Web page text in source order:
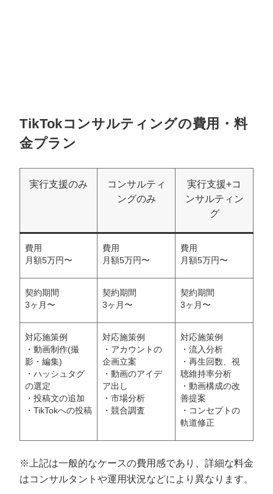
TikTokコンサルティングの費用・料
金プラン
実行支援のみ
コンサルティ
ングのみ
実行支援+コ
ンサルティン
グ
費用
月額5万円〜
費用
月額5万円〜
費用
月額5万円〜
契約期間
3ヶ月〜
契約期間
3ヶ月〜
契約期間
3ヶ月〜
対応施策例
・動画制作(撮
影・編集)
・ハッシュタグ
の選定
・投稿文の追加
・TikTokへの投稿
対応施策例
・アカウントの
企画立案
・動画のアイデ
ア出し
・市場分析
・競合調査
対応施策例
・流入分析
・再生回数、視
聴維持率分析
・動画構成の改
善提案
・コンセプトの
軌道修正
※上記は一般的なケースの費用感であり、詳細な料金
はコンサルタントや運用状況などにより異なります。